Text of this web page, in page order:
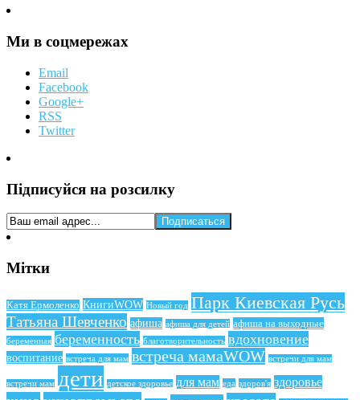
Ми в соцмережах
Email
Facebook
Google+
RSS
Twitter
Підписуйся на розсилку
Мітки
Катя Ермоленко КнигиWOW Новый год Парк Киевская Русь
Татьяна Шевченко афиша афиша для детей афиша на выходные
беременная беременность благотворительность вдохновение
воспитание встреча для мам встреча мамаWOW встречи для мам
встречи мам дети детское здоровье для мам еда здоров'я здоровье